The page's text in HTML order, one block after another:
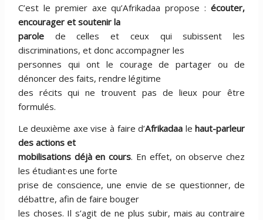
C’est le premier axe qu’Afrikadaa propose :écouter,
encourager et soutenir la
parolede celles et ceux qui subissent les
discriminations, et donc accompagner les
personnes qui ont le courage de partager ou de
dénoncer des faits, rendre légitime
des récits qui ne trouvent pas de lieux pour être
formulés.
Le deuxième axe vise à faire d’Afrikadaa lehaut-parleur
des actions et
mobilisations déjà en cours. En effet, on observe chez
les étudiant·es une forte
prise de conscience, une envie de se questionner, de
débattre, afin de faire bouger
les choses. Il s’agit de ne plus subir, mais au contraire